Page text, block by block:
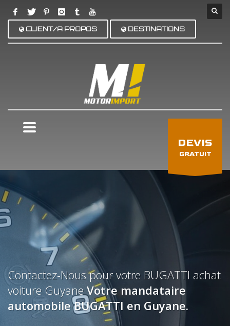
CLIENT/A PROPOS DESTINATIONS
DEVIS
GRATUIT
Contactez-Nous pour votre BUGATTI achat
voiture GuyaneVotre mandataire
automobile BUGATTI en Guyane.